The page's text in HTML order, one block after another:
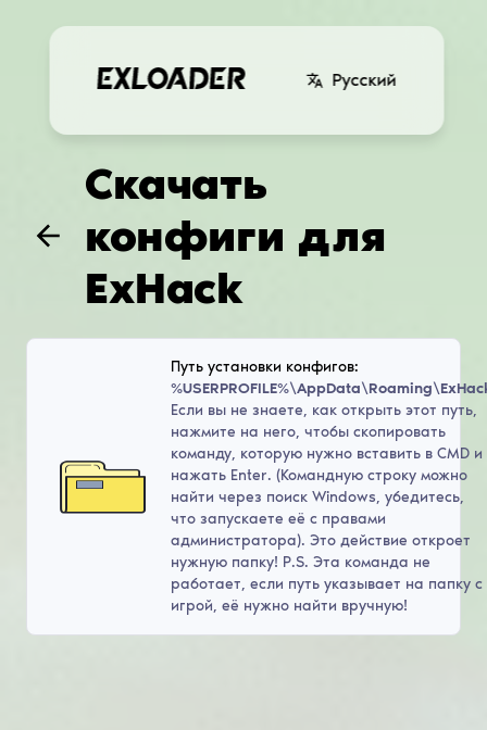
Русский
Скачать
конфиги для
ExHack
Путь установки конфигов:
Если вы не знаете, как открыть этот путь,
нажмите на него, чтобы скопировать
команду, которую нужно вставить в CMD и
нажать Enter. (Командную строку можно
найти через поиск Windows, убедитесь,
что запускаете её с правами
администратора). Это действие откроет
нужную папку! P.S. Эта команда не
работает, если путь указывает на папку с
игрой, её нужно найти вручную!